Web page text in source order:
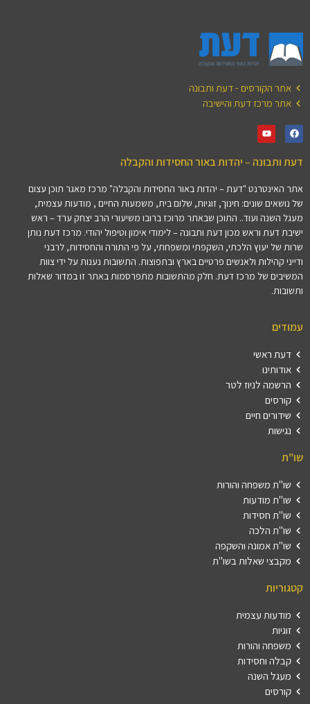
אתר הקורסים - דעת ותבונה
אתר מרכז דעת והישיבה
דעת ותבונה – יהדות באור החסידות והקבלה
אתר האינטרנט "דעת – יהדות באור החסידות והקבלה" מרכז מאגר תוכן עצום
של נושאים שונים: חינוך, זוגיות, שלום בית, משמעות החיים , מודעות עצמית,
מעגל השנה ועוד.. התוכן שבאתר מרוכז ברובו משיעורי הרב יצחק ערד – ראש
ישיבת דעת וראש מכון דעת ותבונה – לימודי אימון וטיפול יהודי. מרכז דעת נותן
שרות של יעוץ הלכתי, השקפתי ומשפחתי, על פי התורה והחסידות, לרבני
ודייני קהילות ולאנשים פרטיים בארץ ובתפוצות. התשובות נענות על ידי צוות
המשיבים של מרכז דעת. חלק מהתשובות מתפרסמות באתר זו במדור שאלות
ותשובות.
עמודים
דעת ראשי
אודותינו
הרשמה לניוז לטר
קורסים
שידורים חיים
נגישות
שו"ת
שו"ת משפחה והורות
שו"ת מודעות
שו"ת חסידות
שו"ת הלכה
שו"ת אמונה והשקפה
מקבצי שאלות בשו"ת
קטגוריות
מודעות עצמית
זוגיות
משפחה והורות
קבלה וחסידות
מעגל השנה
קורסים